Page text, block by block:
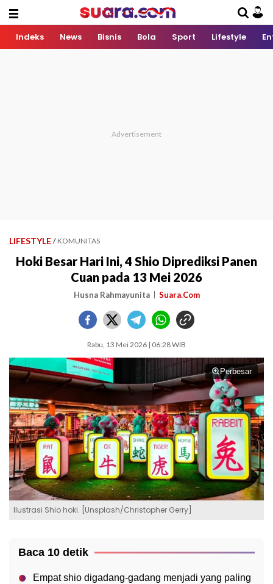
Indeks News Bisnis Bola Sport Lifestyle
LIFESTYLE / KOMUNITAS
Hoki Besar Hari Ini, 4 Shio Diprediksi Panen
Cuan pada 13 Mei 2026
Husna Rahmayunita Suara.Com
Rabu, 13 Mei 2026 | 06:28 WIB
Perbesar
Ilustrasi Shio hoki. [Unsplash/Christopher Gerry]
Baca 10 detik
Empat shio digadang-gadang menjadi yang paling